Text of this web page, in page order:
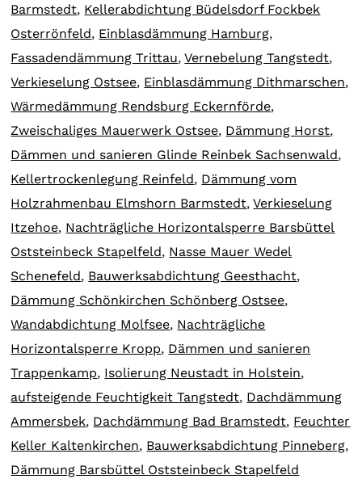
Barmstedt, Kellerabdichtung Büdelsdorf Fockbek
Osterrönfeld, Einblasdämmung Hamburg,
Fassadendämmung Trittau,Vernebelung Tangstedt,
Verkieselung Ostsee, Einblasdämmung Dithmarschen,
Wärmedämmung Rendsburg Eckernförde,
Zweischaliges Mauerwerk Ostsee, Dämmung Horst,
Dämmen und sanieren Glinde Reinbek Sachsenwald,
Kellertrockenlegung Reinfeld, Dämmung vom
Holzrahmenbau Elmshorn Barmstedt,Verkieselung
Itzehoe, Nachträgliche Horizontalsperre Barsbüttel
Oststeinbeck Stapelfeld, Nasse Mauer Wedel
Schenefeld, Bauwerksabdichtung Geesthacht,
Dämmung Schönkirchen Schönberg Ostsee,
Wandabdichtung Molfsee, Nachträgliche
Horizontalsperre Kropp, Dämmen und sanieren
Trappenkamp, Isolierung Neustadt in Holstein,
aufsteigende Feuchtigkeit Tangstedt, Dachdämmung
Ammersbek, Dachdämmung Bad Bramstedt, Feuchter
Keller Kaltenkirchen, Bauwerksabdichtung Pinneberg,
Dämmung Barsbüttel Oststeinbeck Stapelfeld